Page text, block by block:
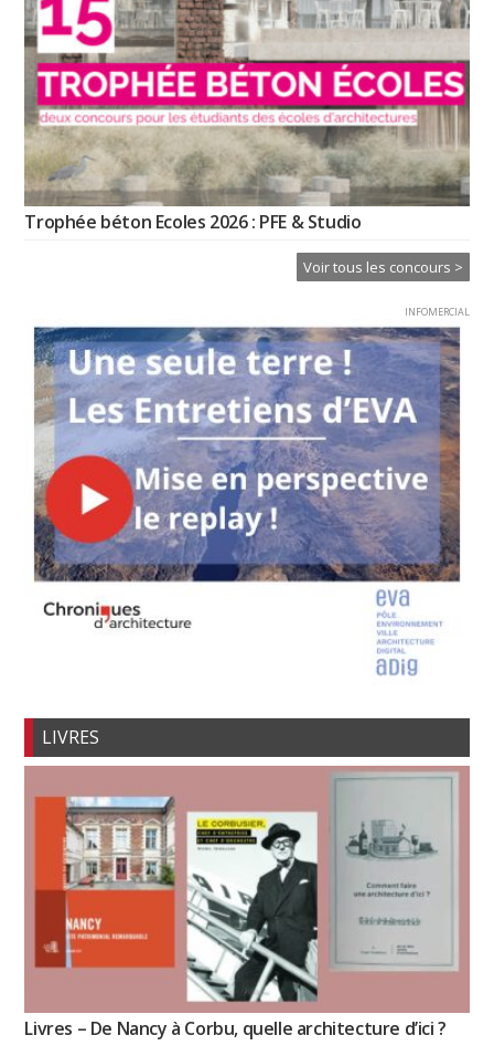
Trophée béton Ecoles 2026 : PFE & Studio
Voir tous les concours >
INFOMERCIAL
LIVRES
Livres – De Nancy à Corbu, quelle architecture d’ici ?